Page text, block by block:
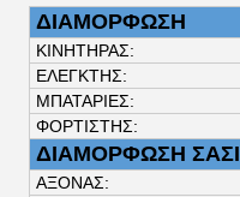
ΔΙΑΜΟΡΦΩΣΗ
ΚΙΝΗΤΗΡΑΣ:
ΕΛΕΓΚΤΗΣ:
ΜΠΑΤΑΡΙΕΣ:
ΦΟΡΤΙΣΤΗΣ:
ΔΙΑΜΟΡΦΩΣΗ ΣΑΣΙ
ΑΞΟΝΑΣ: